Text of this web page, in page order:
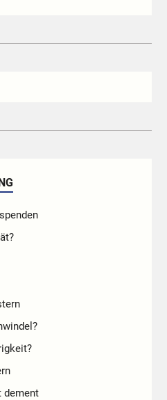
dement